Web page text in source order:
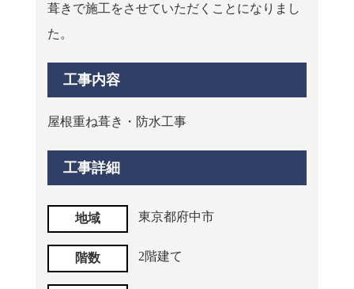
葺きで施工をさせていただくことになりまし
た。
工事内容
屋根重ね葺き・防水工事
工事詳細
地域 東京都府中市
階数 2階建て